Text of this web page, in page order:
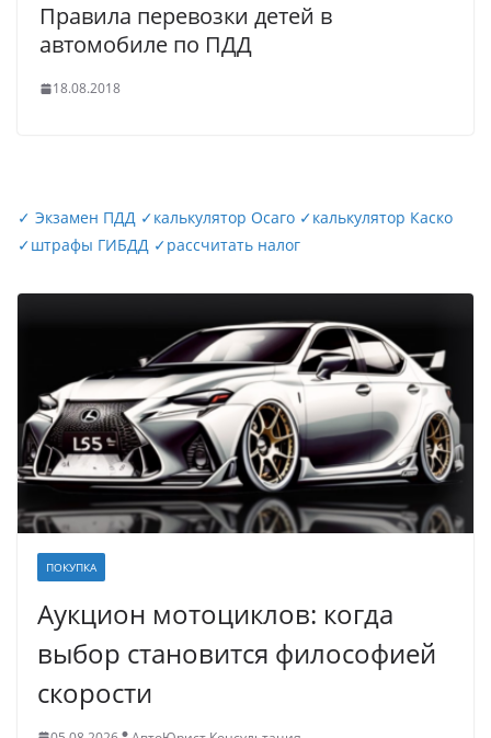
Правила перевозки детей в
автомобиле по ПДД
18.08.2018
✓ Экзамен ПДД ✓калькулятор Осаго ✓калькулятор Каско
✓штрафы ГИБДД ✓рассчитать налог
ПОКУПКА
Аукцион мотоциклов: когда
выбор становится философией
скорости